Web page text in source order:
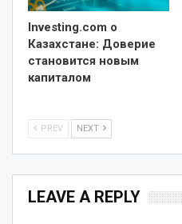
Investing.com о
Казахстане: Доверие
становится новым
капиталом
PREV NEXT
LEAVE A REPLY